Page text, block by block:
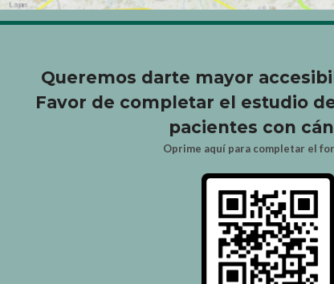
en Río Piedras hizo un llamamiento urgente, por medio del
por los sismos que han sacudido a Puerto Rico- a
Queremos darte mayor
Favor de completar el estudio
pacientes con
Oprime aquí para completar el